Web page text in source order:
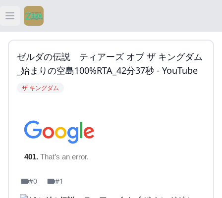
Open main menu
ティアキン
ティアキン 祠
ゼルダの伝説 ティアーズ オブ ザ キングダム
_始まりの空島100%RTA_42分37秒 - YouTube
ザ キングダム
#0 #1